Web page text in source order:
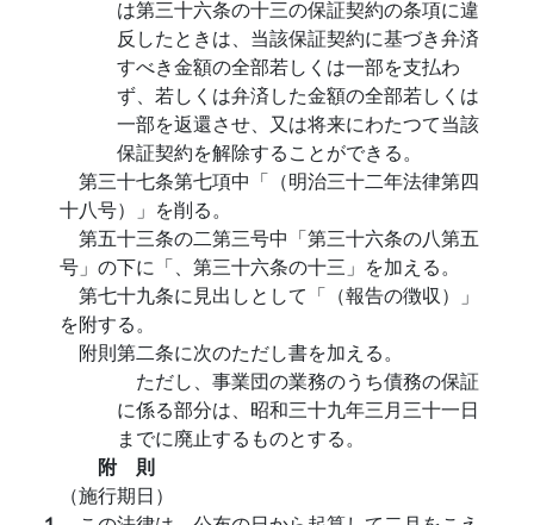
は第三十六条の十三の保証契約の条項に違
反したときは、当該保証契約に基づき弁済
すべき金額の全部若しくは一部を支払わ
ず、若しくは弁済した金額の全部若しくは
一部を返還させ、又は将来にわたつて当該
保証契約を解除することができる。
第三十七条第七項中「（明治三十二年法律第四
十八号）」を削る。
第五十三条の二第三号中「第三十六条の八第五
号」の下に「、第三十六条の十三」を加える。
第七十九条に見出しとして「（報告の徴収）」
を附する。
附則第二条に次のただし書を加える。
ただし、事業団の業務のうち債務の保証
に係る部分は、昭和三十九年三月三十一日
までに廃止するものとする。
附 則
（施行期日）